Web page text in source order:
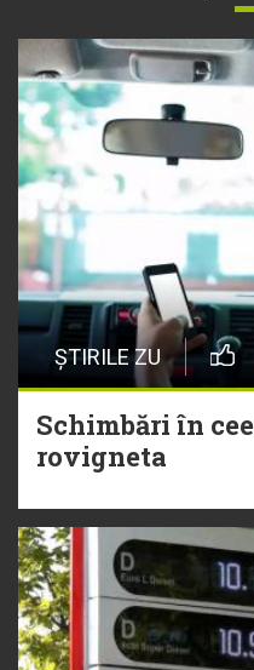
ȘTIRILE ZU
Schimbări în
rovigneta